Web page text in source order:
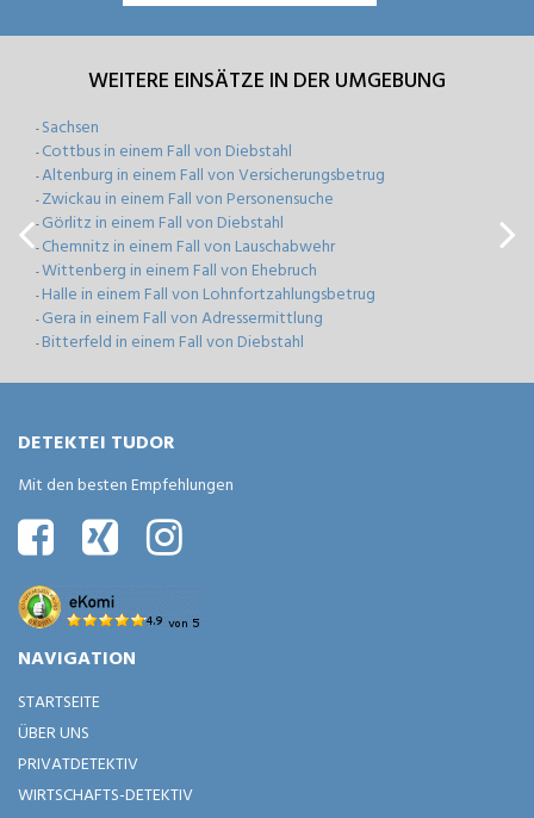
WEITERE EINSÄTZE IN DER UMGEBUNG
- Sachsen
- Cottbus in einem Fall von Diebstahl
-Altenburg in einem Fall von Versicherungsbetrug
- Zwickau in einem Fall von Personensuche
- Görlitz in einem Fall von Diebstahl
- Chemnitz in einem Fall von Lauschabwehr
-Wittenberg in einem Fall von Ehebruch
- Halle in einem Fall von Lohnfortzahlungsbetrug
- Gera in einem Fall von Adressermittlung
- Bitterfeld in einem Fall von Diebstahl
DETEKTEI TUDOR
Mit den besten Empfehlungen
NAVIGATION
STARTSEITE
ÜBER UNS
PRIVATDETEKTIV
WIRTSCHAFTS-DETEKTIV